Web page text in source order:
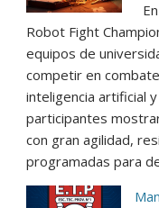
Robot Fight
equipos de
competir en
inteligencia artificial
participantes
con gran agilidad,
programadas para